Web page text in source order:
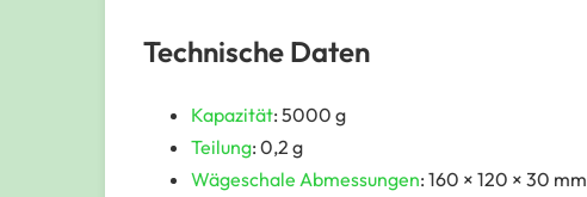
Technische Daten
Kapazität: 5000 g
Teilung: 0,2 g
Wägeschale Abmessungen: 160 × 120 × 30 mm